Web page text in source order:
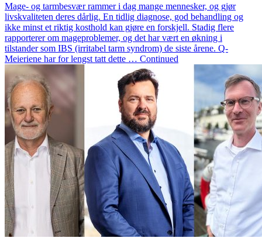
Mage- og tarmbesvær rammer i dag mange mennesker, og gjør
livskvaliteten deres dårlig. En tidlig diagnose, god behandling og
ikke minst et riktig kosthold kan gjøre en forskjell. Stadig flere
rapporterer om mageproblemer, og det har vært en økning i
tilstander som IBS (irritabel tarm syndrom) de siste årene. Q-
Meieriene har for lengst tatt dette … Continued